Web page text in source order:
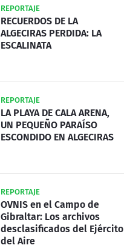
REPORTAJE
RECUERDOS DE LA
ALGECIRAS PERDIDA: LA
ESCALINATA
REPORTAJE
LA PLAYA DE CALA ARENA,
UN PEQUEÑO PARAÍSO
ESCONDIDO EN ALGECIRAS
REPORTAJE
OVNIS en el Campo de
Gibraltar: Los archivos
desclasificados del Ejército
del Aire